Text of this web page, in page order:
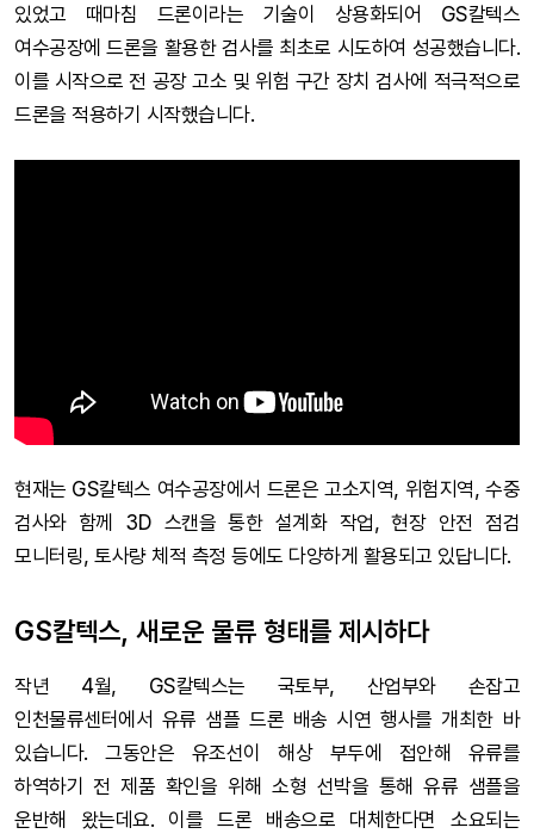
있었고 때마침 드론이라는 기술이 상용화되어 GS칼텍스
여수공장에 드론을 활용한 검사를 최초로 시도하여 성공했습니다.
이를 시작으로 전 공장 고소 및 위험 구간 장치 검사에 적극적으로
드론을 적용하기 시작했습니다.
현재는 GS칼텍스 여수공장에서 드론은 고소지역, 위험지역, 수중
검사와 함께 3D 스캔을 통한 설계화 작업, 현장 안전 점검
모니터링, 토사량 체적 측정 등에도 다양하게 활용되고 있답니다.
GS칼텍스, 새로운 물류 형태를 제시하다
작년 4월, GS칼텍스는 국토부, 산업부와 손잡고
인천물류센터에서 유류 샘플 드론 배송 시연 행사를 개최한 바
있습니다. 그동안은 유조선이 해상 부두에 접안해 유류를
하역하기 전 제품 확인을 위해 소형 선박을 통해 유류 샘플을
운반해 왔는데요. 이를 드론 배송으로 대체한다면 소요되는